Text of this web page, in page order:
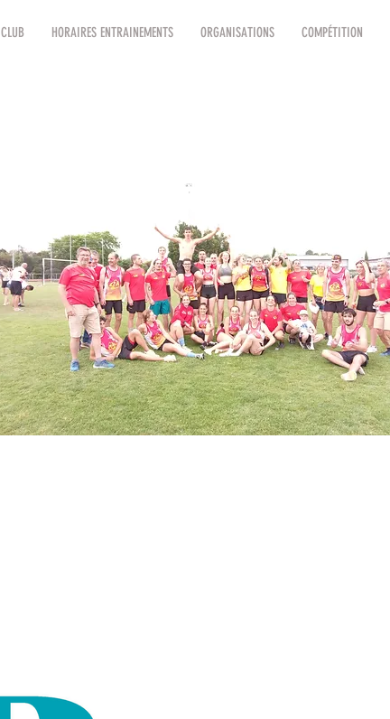
CLUB HORAIRES ENTRAINEMENTS ORGANISATIONS COMPÉTITION